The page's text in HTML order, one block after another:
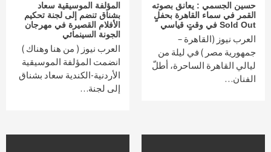
حسين الجسمي : يعانق بصوته
القمر في سماء القاهرة بحفلٍ
Sold Out في وقتٍ قياسي
العرب نيوز (القاهرة –
جمهورية مصر ) في ليلة من
ليالي القاهرة الساحرة، أطلّ
الفنان…
المؤلفة الموسيقية سعاد
بشناق تنضم إلى لجنة تحكيم
الأفلام القصيرة في مهرجان
الجونة السينمائي
العرب نيوز ( من هنا وهناك )
انضمت المؤلفة الموسيقية
الأردنية-الكندية سعاد بشناق
إلى لجنة…